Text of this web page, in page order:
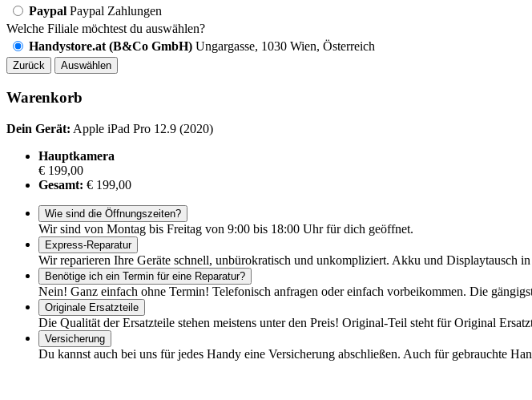
Paypal Paypal Zahlungen
Welche Filiale möchtest du auswählen?
Handystore.at (B&Co GmbH) Ungargasse, 1030 Wien, Österreich
Zurück Auswählen
Warenkorb
Dein Gerät: Apple iPad Pro 12.9 (2020)
Hauptkamera
€ 199,00
Gesamt: € 199,00
Wie sind die Öffnungszeiten?
Wir sind von Montag bis Freitag von 9:00 bis 18:00 Uhr für dich geöffnet.
Express-Reparatur
Wir reparieren Ihre Geräte schnell, unbürokratisch und unkompliziert. Akku und Displaytausch
Benötige ich ein Termin für eine Reparatur?
Nein! Ganz einfach ohne Termin! Telefonisch anfragen oder einfach vorbeikommen. Die
Originale Ersatzteile
Die Qualität der Ersatzteile stehen meistens unter den Preis! Original-Teil steht für Original
Versicherung
Du kannst auch bei uns für jedes Handy eine Versicherung abschließen. Auch für gebrauchte